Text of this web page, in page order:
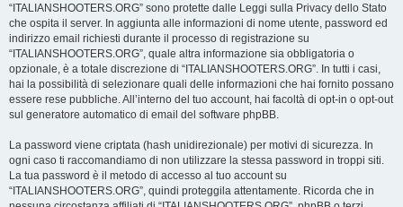
“ITALIANSHOOTERS.ORG” sono protette dalle Leggi sulla Privacy dello Stato
che ospita il server. In aggiunta alle informazioni di nome utente, password ed
indirizzo email richiesti durante il processo di registrazione su
“ITALIANSHOOTERS.ORG”, quale altra informazione sia obbligatoria o
opzionale, è a totale discrezione di “ITALIANSHOOTERS.ORG”. In tutti i casi,
hai la possibilità di selezionare quali delle informazioni che hai fornito possano
essere rese pubbliche. All’interno del tuo account, hai facoltà di opt-in o opt-out
sul generatore automatico di email del software phpBB.
La password viene criptata (hash unidirezionale) per motivi di sicurezza. In
ogni caso ti raccomandiamo di non utilizzare la stessa password in troppi siti.
La tua password è il metodo di accesso al tuo account su
“ITALIANSHOOTERS.ORG”, quindi proteggila attentamente. Ricorda che in